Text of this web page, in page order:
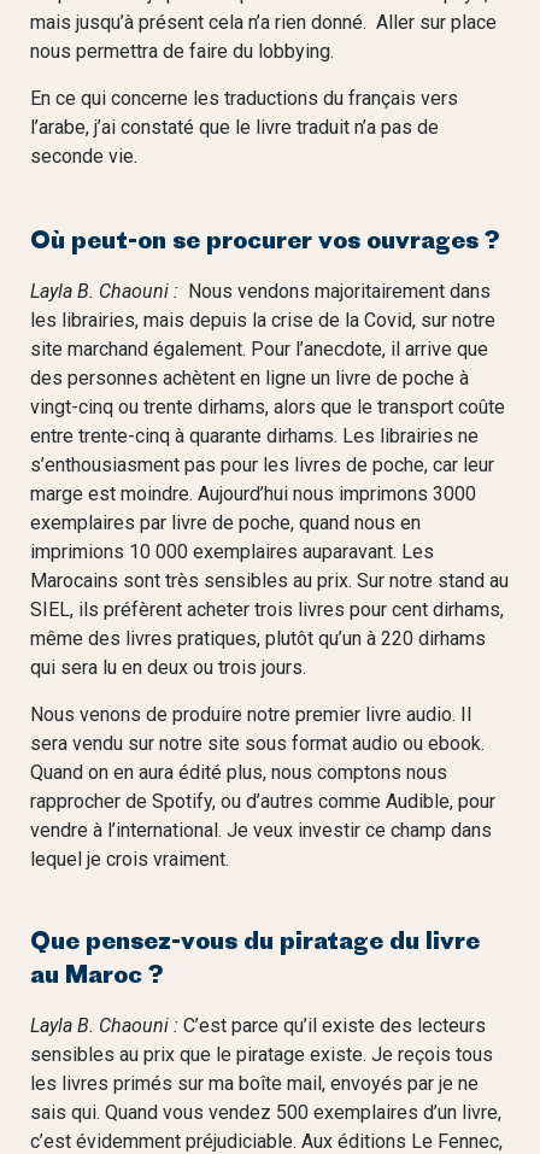
mais jusqu’à présent cela n’a rien donné. Aller sur place
nous permettra de faire du lobbying.
En ce qui concerne les traductions du français vers
l’arabe, j’ai constaté que le livre traduit n’a pas de
seconde vie.
Où peut-on se procurer vos ouvrages ?
Layla B. Chaouni : Nous vendons majoritairement dans
les librairies, mais depuis la crise de la Covid, sur notre
site marchand également. Pour l’anecdote, il arrive que
des personnes achètent en ligne un livre de poche à
vingt-cinq ou trente dirhams, alors que le transport coûte
entre trente-cinq à quarante dirhams. Les librairies ne
s’enthousiasment pas pour les livres de poche, car leur
marge est moindre. Aujourd’hui nous imprimons 3000
exemplaires par livre de poche, quand nous en
imprimions 10 000 exemplaires auparavant. Les
Marocains sont très sensibles au prix. Sur notre stand au
SIEL, ils préfèrent acheter trois livres pour cent dirhams,
même des livres pratiques, plutôt qu’un à 220 dirhams
qui sera lu en deux ou trois jours.
Nous venons de produire notre premier livre audio. Il
sera vendu sur notre site sous format audio ou ebook.
Quand on en aura édité plus, nous comptons nous
rapprocher de Spotify, ou d’autres comme Audible, pour
vendre à l’international. Je veux investir ce champ dans
lequel je crois vraiment.
Que pensez-vous du piratage du livre
au Maroc ?
Layla B. Chaouni : C’est parce qu’il existe des lecteurs
sensibles au prix que le piratage existe. Je reçois tous
les livres primés sur ma boîte mail, envoyés par je ne
sais qui. Quand vous vendez 500 exemplaires d’un livre,
c’est évidemment préjudiciable. Aux éditions Le Fennec,